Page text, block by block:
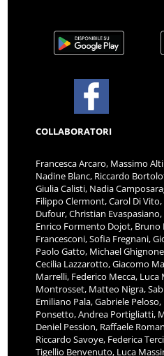
COLLABORATORI
Francesca Arcaro, Massimo
Nadine Blanc, Riccardo
Giulia Calisti, Nadia
Filippo Clermont, Carol Di
Dufour, Christian
Enrico Formento Dojot, Bruno
Francesconi, Sofia Fregnani,
Paolo Gatto, Michael
Cecilia Lazzarotto, Giacomo
Marrelli, Federico Mecca,
Montrosset, Matteo Nigra,
Emiliano Pala, Gabriele
Ponsetto, Andrea Portigliatti,
Deniel Pession, Raffaele
Riccardo Savoye, Federica
Tigellio Benvenuto, Luca